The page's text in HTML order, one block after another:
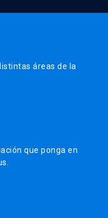
áreas de la
que ponga en